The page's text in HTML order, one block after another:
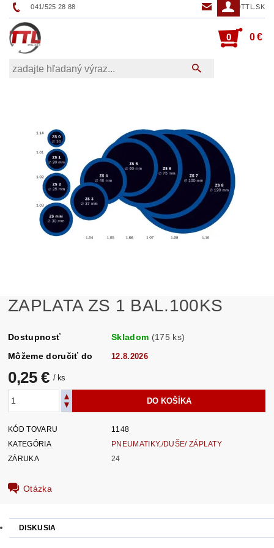
041/525 28 88 TTL@TTL.SK
0 0 €
ZAPLATA ZS 1 BAL.100KS
Dostupnosť Skladom (175 ks)
Môžeme doručiť do
12.8.2026
0,25 € / ks
KÓD TOVARU
1148
KATEGÓRIA
PNEUMATIKY,/DUŠE/ ZÁPLATY
ZÁRUKA
24
Otázka
DISKUSIA